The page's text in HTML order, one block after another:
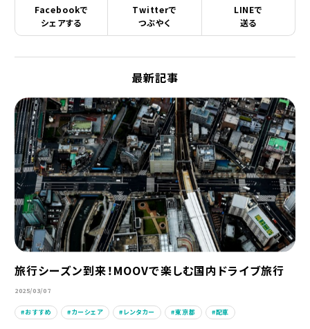
Facebookで
シェアする
Twitterで
つぶやく
LINEで
送る
最新記事
旅行シーズン到来！MOOVで楽しむ国内ドライブ旅行
2025/03/07
おすすめ カーシェア レンタカー 東京都 配車